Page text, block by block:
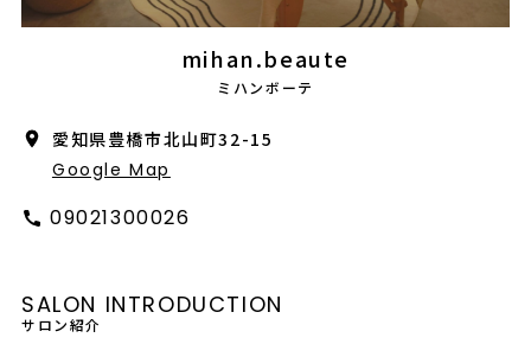
認定インストラクター・トレーナー紹介
採用情報
製品導入について
プライバシーポリシー
mihan.beaute
ミハンボーテ
愛知県豊橋市北山町32-15
Google Map
09021300026
SALON INTRODUCTION
サロン紹介